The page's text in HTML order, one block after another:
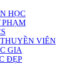
HỌC
PHẠM
VIÊN
GIA
ĐẸP